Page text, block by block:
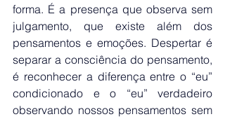
forma. É a presença que observa sem
julgamento, que existe além dos
pensamentos e emoções. Despertar é
separar a consciência do pensamento,
é reconhecer a diferença entre o “eu”
condicionado e o “eu” verdadeiro
observando nossos pensamentos sem